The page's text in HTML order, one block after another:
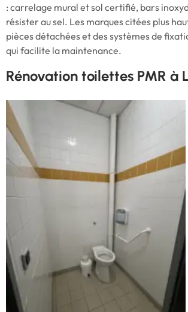
: carrelage mural et sol certifié, bars
résister au sel. Les marques citées plus
pièces détachées et des systèmes de
qui facilite la maintenance.
Rénovation toilettes PMR à